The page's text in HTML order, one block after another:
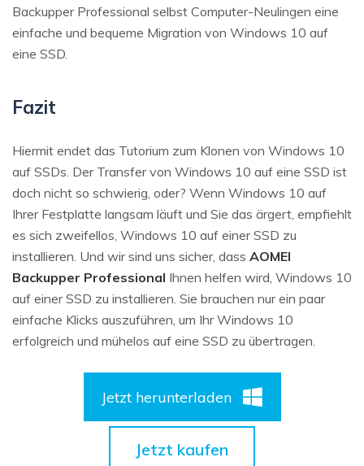
Backupper Professional selbst Computer-Neulingen eine
einfache und bequeme Migration von Windows 10 auf
eine SSD.
Fazit
Hiermit endet das Tutorium zum Klonen von Windows 10
auf SSDs. Der Transfer von Windows 10 auf eine SSD ist
doch nicht so schwierig, oder? Wenn Windows 10 auf
Ihrer Festplatte langsam läuft und Sie das ärgert, empfiehlt
es sich zweifellos, Windows 10 auf einer SSD zu
installieren. Und wir sind uns sicher, dass AOMEI
Backupper Professional Ihnen helfen wird, Windows 10
auf einer SSD zu installieren. Sie brauchen nur ein paar
einfache Klicks auszuführen, um Ihr Windows 10
erfolgreich und mühelos auf eine SSD zu übertragen.
Jetzt herunterladen
Jetzt kaufen